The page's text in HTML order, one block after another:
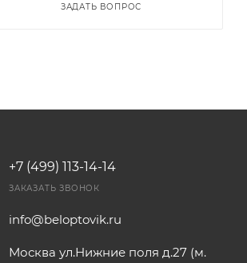
ЗАДАТЬ ВОПРОС
+7 (499) 113-14-14
ЗАКАЗАТЬ ЗВОНОК
info@beloptovik.ru
Москва ул.Нижние поля д.27 (м.